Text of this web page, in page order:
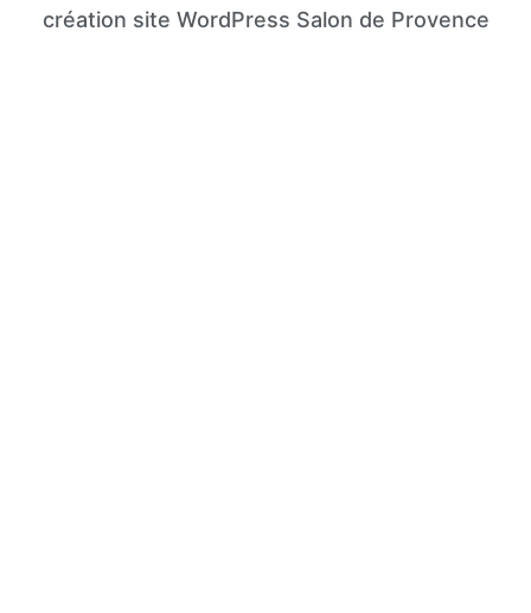
création site WordPress Salon de Provence